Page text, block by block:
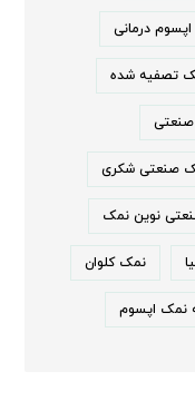
درمانی
تصفیه شده
صنعتی شکری
نوین نمک
نمک کلوان
نمک اپسوم